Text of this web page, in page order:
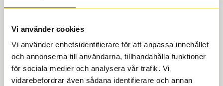
Vi använder cookies
Vi använder enhetsidentifierare för att anpassa innehållet
och annonserna till användarna, tillhandahålla funktioner
för sociala medier och analysera vår trafik. Vi
vidarebefordrar även sådana identifierare och annan
Toyota Original – Däck &
Fälg
Aspect ratio
45
Art nummer
9588